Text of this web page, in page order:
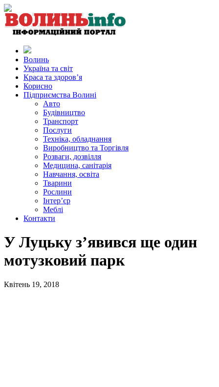
Волинь
Україна та світ
Краса та здоров’я
Корисно
Підприємства Волині
Авто
Будівництво
Транспорт
Послуги
Техніка, обладнання
Виробництво та Торгівля
Розваги, дозвілля
Медицина, санітарія
Навчання, освіта
Тварини
Рослини
Інтер’єр
Меблі
Контакти
У Луцьку з’явився ще один
мотузковий парк
Квітень 19, 2018